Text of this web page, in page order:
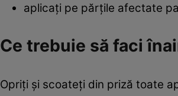
aplicaţi pe părţile afectate
Ce trebuie să faci
Opriţi şi scoateţi din priză toate